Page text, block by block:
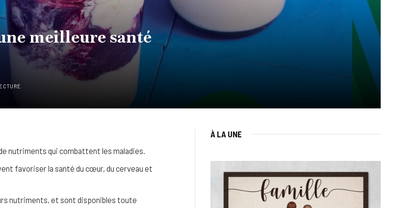
meilleure santé
nutriments qui combattent les maladies.
favoriser la santé du cœur, du cerveau et
nutriments, et sont disponibles toute
À LA UNE